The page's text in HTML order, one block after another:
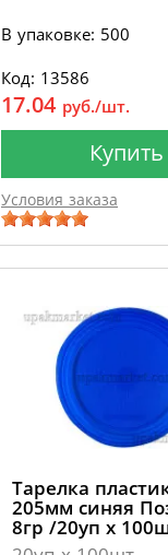
В упаковке: 500
Код: 13586
17.04 руб./шт.
Купить
Условия заказа
Тарелка
205мм синяя
8гр /20уп х